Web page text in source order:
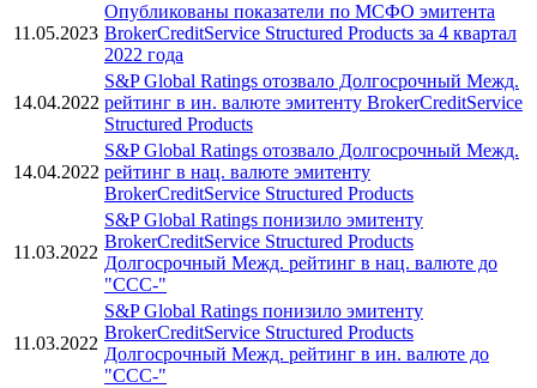
11.05.2023
Опубликованы показатели по МСФО эмитента
BrokerCreditService Structured Products за 4 квартал
2022 года
14.04.2022
S&P Global Ratings отозвало Долгосрочный Межд.
рейтинг в ин. валюте эмитенту BrokerCreditService
Structured Products
14.04.2022
S&P Global Ratings отозвало Долгосрочный Межд.
рейтинг в нац. валюте эмитенту
BrokerCreditService Structured Products
11.03.2022
S&P Global Ratings понизило эмитенту
BrokerCreditService Structured Products
Долгосрочный Межд. рейтинг в нац. валюте до
"CCC-"
11.03.2022
S&P Global Ratings понизило эмитенту
BrokerCreditService Structured Products
Долгосрочный Межд. рейтинг в ин. валюте до
"CCC-"